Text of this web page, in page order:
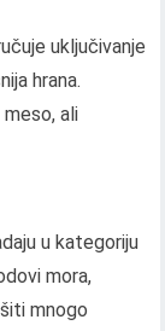
uključivanje
hrana.
ali
u kategoriju
mora,
mnogo